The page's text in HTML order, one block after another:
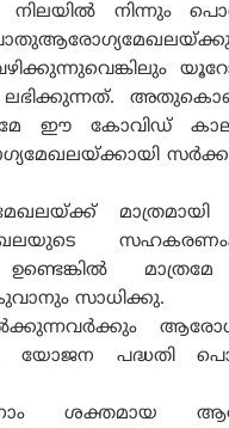
നിലയിൽ
ഈ കോവിഡ്
മാത്രമായി
മാത്രമേ
സാധിക്കു.
യോജന പദ്ധതി
ശക്തമായ